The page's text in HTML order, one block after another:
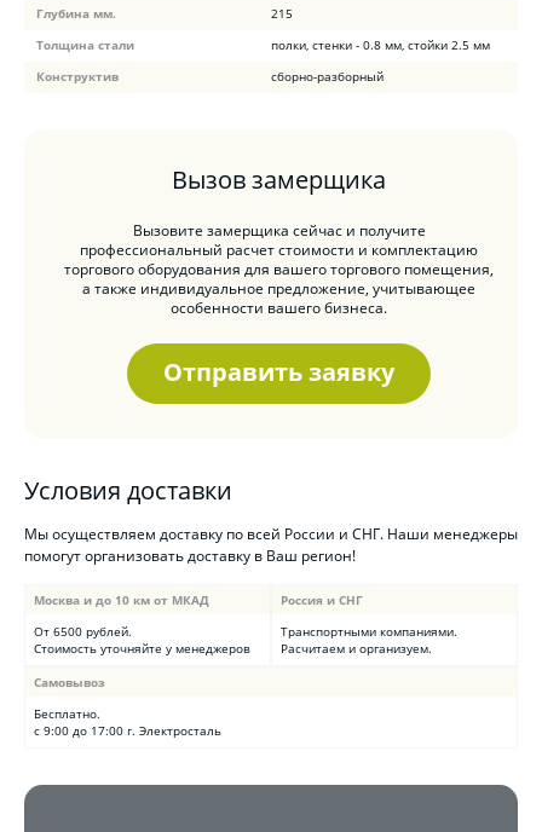
Глубина мм.
215
Толщина стали
полки, стенки - 0.8 мм, стойки 2.5 мм
Конструктив
сборно-разборный
Вызов замерщика
Вызовите замерщика сейчас и получите
профессиональный расчет стоимости и комплектацию
торгового оборудования для вашего торгового помещения,
а также индивидуальное предложение, учитывающее
особенности вашего бизнеса.
Отправить заявку
Условия доставки
Мы осуществляем доставку по всей России и СНГ. Наши менеджеры
помогут организовать доставку в Ваш регион!
Москва и до 10 км от МКАД
От 6500 рублей.
Стоимость уточняйте у менеджеров
Россия и СНГ
Транспортными компаниями.
Расчитаем и организуем.
Самовывоз
Бесплатно.
с 9:00 до 17:00 г. Электросталь